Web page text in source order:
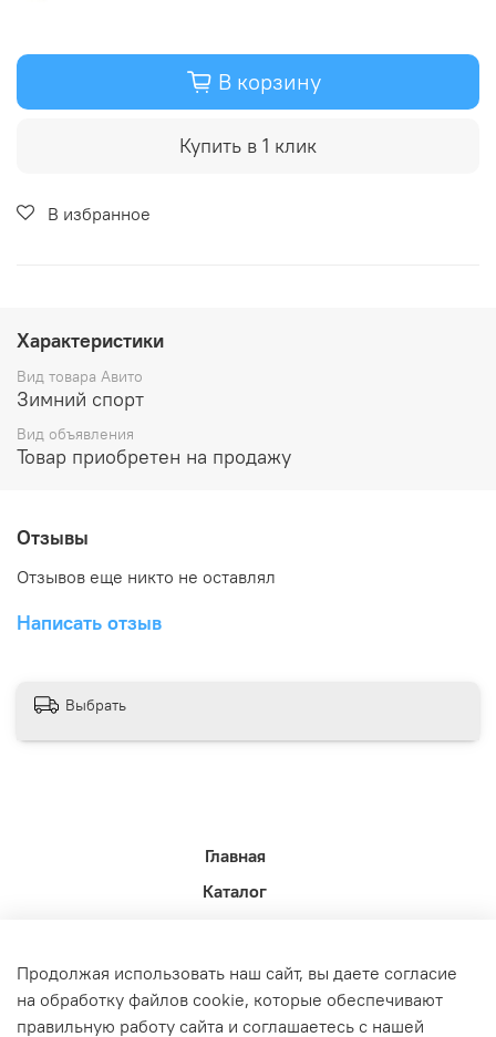
В корзину
Купить в 1 клик
В избранное
Характеристики
Вид товара Авито
Зимний спорт
Вид объявления
Товар приобретен на продажу
Отзывы
Отзывов еще никто не оставлял
Написать отзыв
Выбрать
Главная
Каталог
Доставка
Продолжая использовать наш сайт, вы даете согласие
на обработку файлов cookie, которые обеспечивают
правильную работу сайта и соглашаетесь с нашей